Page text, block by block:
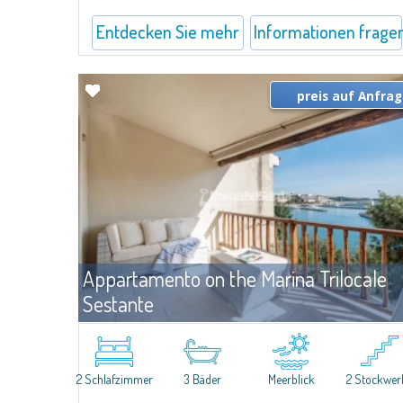
Entdecken Sie mehr Informationen
Appartamento on the Marina Trilocale
Sestante
Porto Cervo
Exclusive seafront apartment on two levels, in the heart of Porto
Cervo Marina.Located within Il Sestante, a prestigious residential
complex set in a beautifully maintained communal park, this
preis auf
2 Schlafzimmer 3 Bäder Meerblick 2